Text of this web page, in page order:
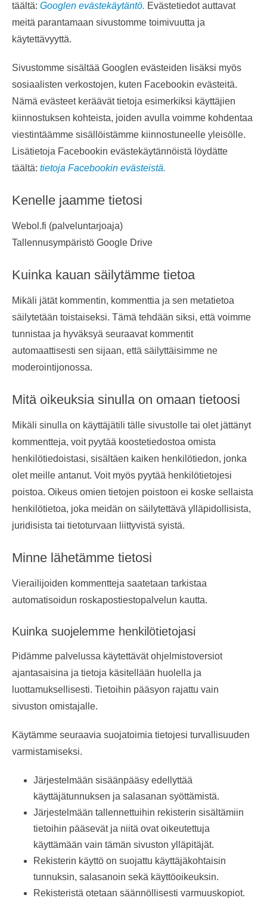
täältä: Googlen evästekäytäntö. Evästetiedot auttavat
meitä parantamaan sivustomme toimivuutta ja
käytettävyyttä.
Sivustomme sisältää Googlen evästeiden lisäksi myös
sosiaalisten verkostojen, kuten Facebookin evästeitä.
Nämä evästeet keräävät tietoja esimerkiksi käyttäjien
kiinnostuksen kohteista, joiden avulla voimme kohdentaa
viestintäämme sisällöistämme kiinnostuneelle yleisölle.
Lisätietoja Facebookin evästekäytännöistä löydätte
täältä: tietoja Facebookin evästeistä.
Kenelle jaamme tietosi
Webol.fi (palveluntarjoaja)
Tallennusympäristö Google Drive
Kuinka kauan säilytämme tietoa
Mikäli jätät kommentin, kommenttia ja sen metatietoa
säilytetään toistaiseksi. Tämä tehdään siksi, että voimme
tunnistaa ja hyväksyä seuraavat kommentit
automaattisesti sen sijaan, että säilyttäisimme ne
moderointijonossa.
Mitä oikeuksia sinulla on omaan tietoosi
Mikäli sinulla on käyttäjätili tälle sivustolle tai olet jättänyt
kommentteja, voit pyytää koostetiedostoa omista
henkilötiedoistasi, sisältäen kaiken henkilötiedon, jonka
olet meille antanut. Voit myös pyytää henkilötietojesi
poistoa. Oikeus omien tietojen poistoon ei koske sellaista
henkilötietoa, joka meidän on säilytettävä ylläpidollisista,
juridisista tai tietoturvaan liittyvistä syistä.
Minne lähetämme tietosi
Vierailijoiden kommentteja saatetaan tarkistaa
automatisoidun roskapostiestopalvelun kautta.
Kuinka suojelemme henkilötietojasi
Pidämme palvelussa käytettävät ohjelmistoversiot
ajantasaisina ja tietoja käsitellään huolella ja
luottamuksellisesti. Tietoihin pääsyon rajattu vain
sivuston omistajalle.
Käytämme seuraavia suojatoimia tietojesi turvallisuuden
varmistamiseksi.
Järjestelmään sisäänpääsy edellyttää
käyttäjätunnuksen ja salasanan syöttämistä.
Järjestelmään tallennettuihin rekisterin sisältämiin
tietoihin pääsevät ja niitä ovat oikeutettuja
käyttämään vain tämän sivuston ylläpitäjät.
Rekisterin käyttö on suojattu käyttäjäkohtaisin
tunnuksin, salasanoin sekä käyttöoikeuksin.
Rekisteristä otetaan säännöllisesti varmuuskopiot.